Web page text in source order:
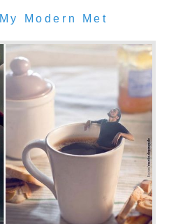
My Modern Met